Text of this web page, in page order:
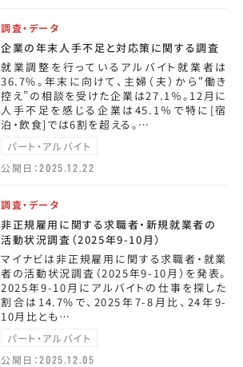
調査・データ
企業の年末人手不足と対応策に関する調査
就業調整を行っているアルバイト就業者は
36.7%。年末に向けて、主婦（夫）から“働き
控え”の相談を受けた企業は27.1％。12月に
人手不足を感じる企業は45.1％で特に[宿
泊・飲食]では6割を超える。…
パート・アルバイト
公開日：2025.12.22
調査・データ
非正規雇用に関する求職者・新規就業者の
活動状況調査（2025年9-10月）
マイナビは非正規雇用に関する求職者・就業
者の活動状況調査（2025年9-10月）を発表。
2025年9-10月にアルバイトの仕事を探した
割合は14.7%で、2025年7-8月比、24年9-
10月比とも…
パート・アルバイト
公開日：2025.12.05